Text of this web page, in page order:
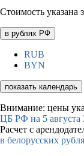
Стоимость указана
в рублях РФ
RUB
BYN
показать календарь
Внимание: цены
ЦБ РФ на 5 августа
Расчет с
в белорусских